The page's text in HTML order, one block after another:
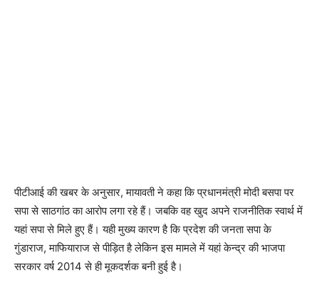
पीटीआई की खबर के अनुसार, मायावती ने कहा कि प्रधानमंत्री मोदी बसपा पर
सपा से साठगांठ का आरोप लगा रहे हैं। जबकि वह खुद अपने राजनीतिक स्वार्थ में
यहां सपा से मिले हुए हैं। यही मुख्य कारण है कि प्रदेश की जनता सपा के
गुंडाराज, माफियाराज से पीड़ित है लेकिन इस मामले में यहां केन्द्र की भाजपा
सरकार वर्ष 2014 से ही मूकदर्शक बनी हुई है।